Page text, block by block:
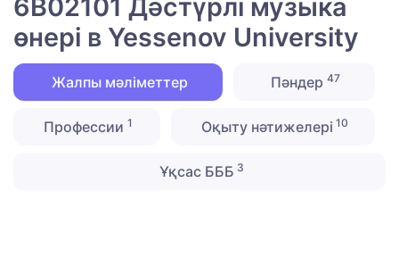
6B02101 Дәстүрлі музыка
өнері в Yessenov University
Жалпы мәліметтер Пәндер47
Профессии1 Оқыту нәтижелері 10
Ұқсас БББ 3